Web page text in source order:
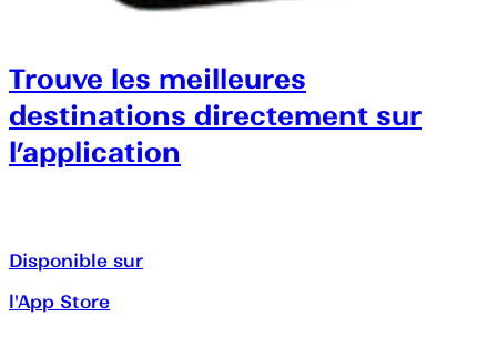
Trouve les meilleures
destinations directement sur
l’application
Disponible sur
l'App Store